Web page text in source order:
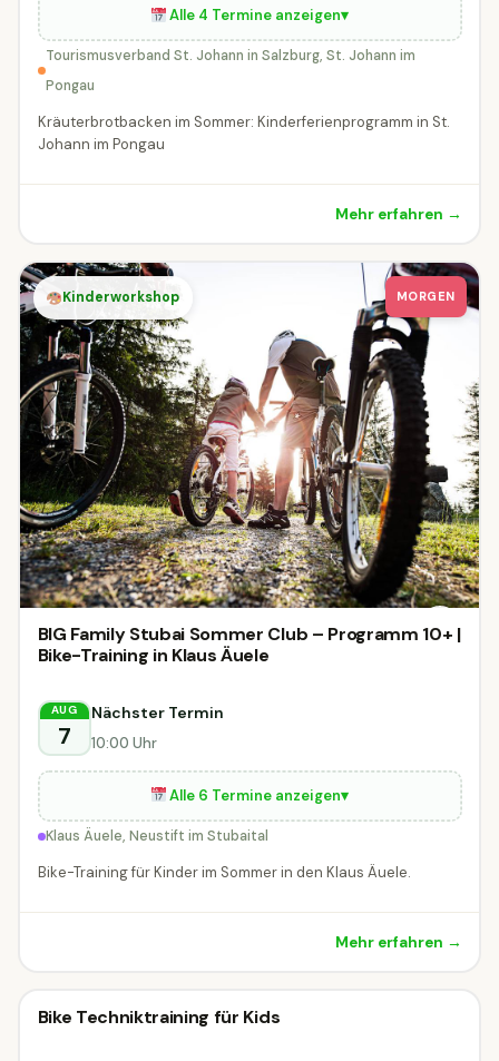
Alle 4 Termine anzeigen▾
Tourismusverband St. Johann in Salzburg, St. Johann im
Pongau
Kräuterbrotbacken im Sommer: Kinderferienprogramm in St.
Johann im Pongau
Mehr erfahren →
Kinderworkshop MORGEN
BIG Family Stubai Sommer Club – Programm 10+ |
Bike-Training in Klaus Äuele
AUG
7
Nächster Termin
10:00 Uhr
Alle 6 Termine anzeigen▾
Klaus Äuele, Neustift im Stubaital
Bike-Training für Kinder im Sommer in den Klaus Äuele.
Mehr erfahren →
Kinderworkshop
Kinderworkshop
Bike Techniktraining für Kids